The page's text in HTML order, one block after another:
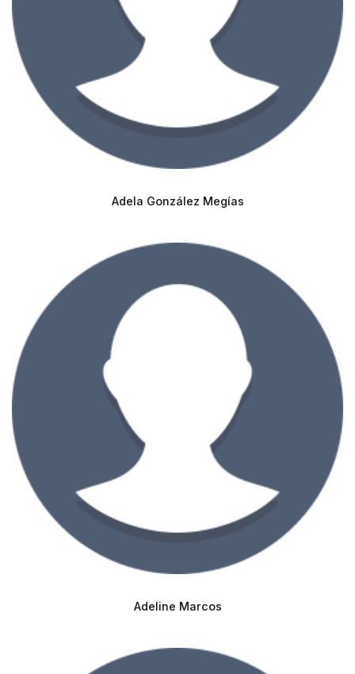
Adela González Megías
Adeline Marcos